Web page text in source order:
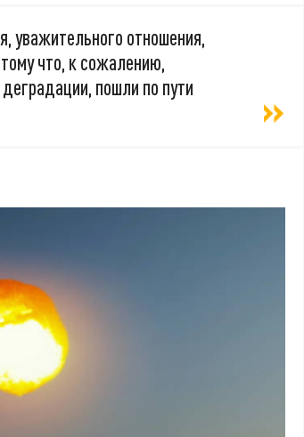
уважительного отношения,
что, к сожалению,
пошли по пути